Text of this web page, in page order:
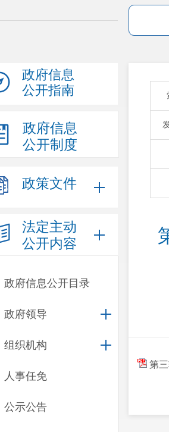
政府信息
公开指南
政府信息
公开制度
政策文件
法定主动
公开内容
政府信息公开目录
政府领导
组织机构
人事任免
公示公告
第